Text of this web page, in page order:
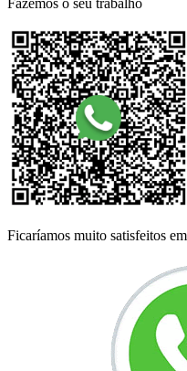
Fazemos o seu trabalho
Ficaríamos muito satisfeitos